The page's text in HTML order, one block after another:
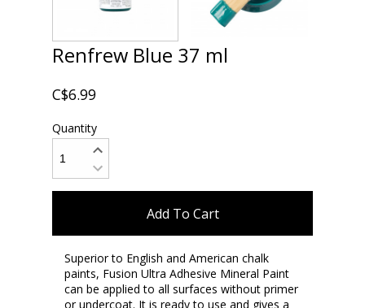
Renfrew Blue 37 ml
C$6.99
Quantity
Add To Cart
Superior to English and American chalk
paints, Fusion Ultra Adhesive Mineral Paint
can be applied to all surfaces without primer
or undercoat. It is ready to use and gives a